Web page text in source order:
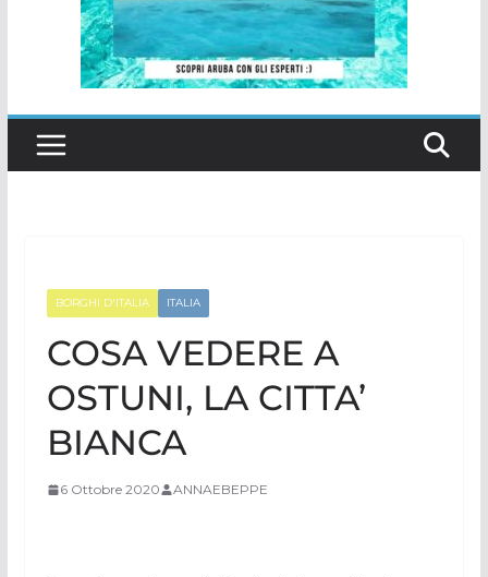
BORGHI D'ITALIA ITALIA
COSA VEDERE A
OSTUNI, LA CITTA’
BIANCA
6 Ottobre 2020 ANNAEBEPPE